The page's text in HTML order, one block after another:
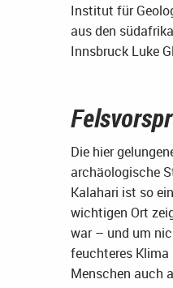
Institut für
aus den
Innsbruck Luke
Die hier
archäologische
Kalahari ist so
wichtigen Ort
war – und um
feuchteres Klima
Menschen auch